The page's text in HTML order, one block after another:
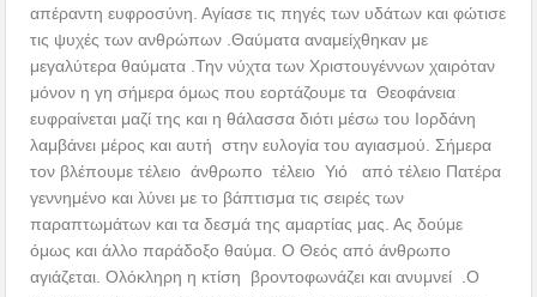
απέραντη ευφροσύνη. Αγίασε τις πηγές των υδάτων και φώτισε
τις ψυχές των ανθρώπων .Θαύματα αναμείχθηκαν με
μεγαλύτερα θαύματα .Την νύχτα των Χριστουγέννων χαιρόταν
μόνον η γη σήμερα όμως που εορτάζουμε τα Θεοφάνεια
ευφραίνεται μαζί της και η θάλασσα διότι μέσω του Ιορδάνη
λαμβάνει μέρος και αυτή στην ευλογία του αγιασμού. Σήμερα
τον βλέπουμε τέλειο άνθρωπο τέλειο Υιό από τέλειο Πατέρα
γεννημένο και λύνει με το βάπτισμα τις σειρές των
παραπτωμάτων και τα δεσμά της αμαρτίας μας. Ας δούμε
όμως και άλλο παράδοξο θαύμα. Ο Θεός από άνθρωπο
αγιάζεται. Ολόκληρη η κτίση βροντοφωνάζει και ανυμνεί .Ο